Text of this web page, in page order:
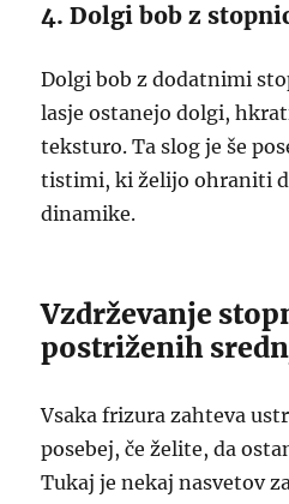
4. Dolgi bob z
Dolgi bob z dodatnimi
lasje ostanejo dolgi,
teksturo. Ta slog je še
tistimi, ki želijo ohraniti
dinamike.
Vzdrževanje
postriženih
Vsaka frizura zahteva
posebej, če želite, da
Tukaj je nekaj nasvetov